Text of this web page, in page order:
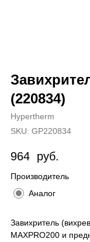
(220834)
Hypertherm
SKU: GP220834
964 руб.
Производитель
Аналог
Завихритель
MAXPRO200 и